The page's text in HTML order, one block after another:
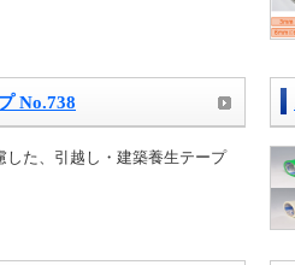
No.738
した、引越し・建築養生テープ